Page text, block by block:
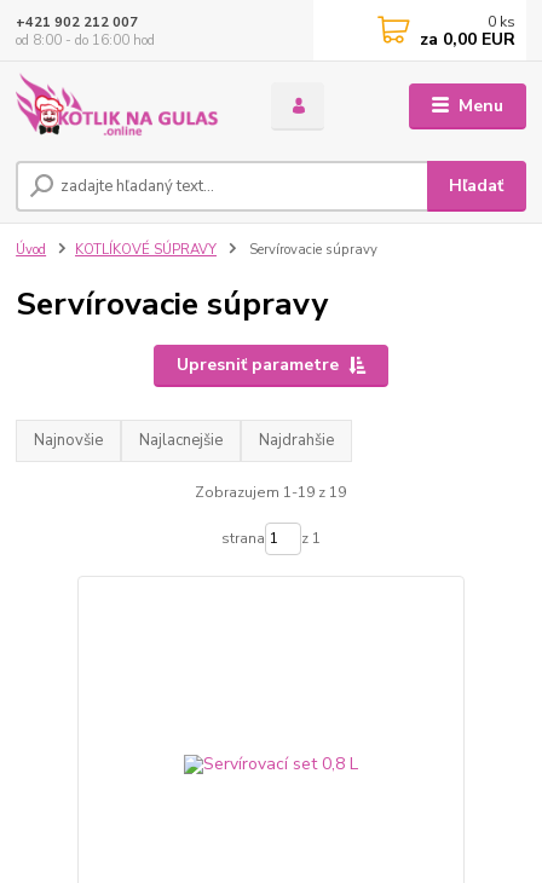
Menu
Hľadať
+421 902 212 007
od 8:00 - do 16:00 hod
0 ks
za 0,00 EUR
Úvod KOTLÍKOVÉ SÚPRAVY Servírovacie súpravy
Servírovacie súpravy
Upresniť parametre
Najnovšie Najlacnejšie Najdrahšie
Zobrazujem 1-19 z 19
strana z 1